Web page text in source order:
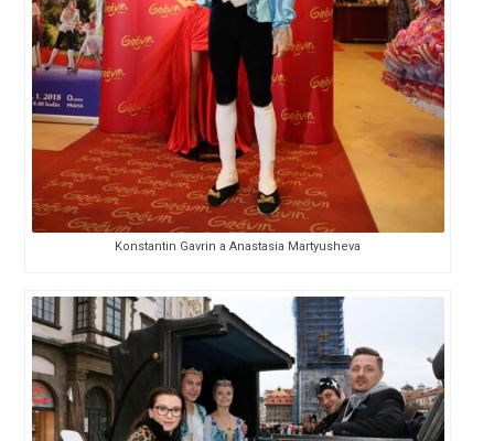
Konstantin Gavrin a Anastasia Martyusheva